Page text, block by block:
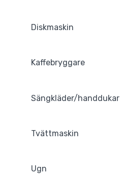
Diskmaskin
Kaffebryggare
Sängkläder/handdukar
Tvättmaskin
Ugn